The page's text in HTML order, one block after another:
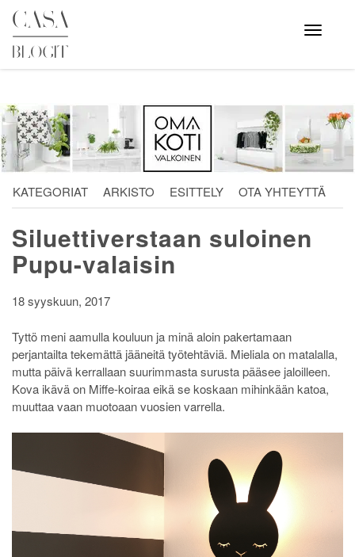
Skip
content
Avaa
valikko
KATEGORIAT ARKISTO ESITTELY OTA YHTEYTTÄ
Siluettiverstaan suloinen
Pupu-valaisin
18 syyskuun, 2017
Tyttö meni aamulla kouluun ja minä aloin pakertamaan
perjantailta tekemättä jääneitä työtehtäviä. Mieliala on matalalla,
mutta päivä kerrallaan suurimmasta surusta pääsee jaloilleen.
Kova ikävä on Miffe-koiraa eikä se koskaan mihinkään katoa,
muuttaa vaan muotoaan vuosien varrella.